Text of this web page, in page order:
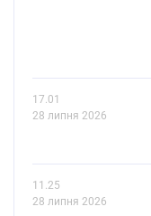
17.01
28 липня 2026
11.25
28 липня 2026